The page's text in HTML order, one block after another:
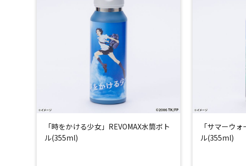
「時をかける少女」REVOMAX水筒ボト
ル(355ml)
「サマーウ
ル(355ml)